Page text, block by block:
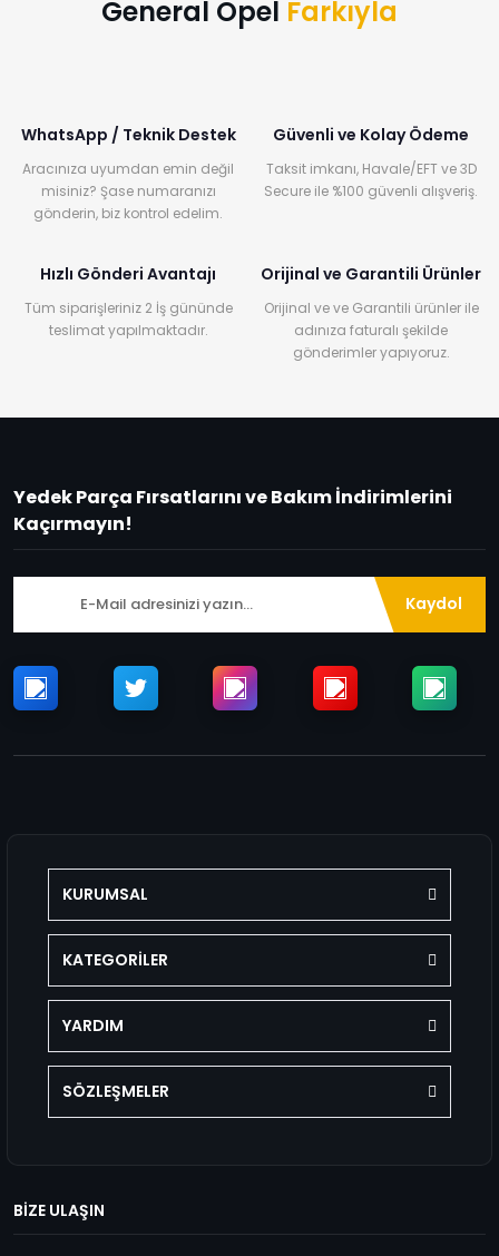
General Opel Farkıyla
WhatsApp / Teknik Destek
Aracınıza uyumdan emin değil
misiniz? Şase numaranızı
gönderin, biz kontrol edelim.
Güvenli ve Kolay Ödeme
Taksit imkanı, Havale/EFT ve 3D
Secure ile %100 güvenli alışveriş.
Hızlı Gönderi Avantajı
Tüm siparişleriniz 2 İş gününde
teslimat yapılmaktadır.
Orijinal ve Garantili Ürünler
Orijinal ve ve Garantili ürünler ile
adınıza faturalı şekilde
gönderimler yapıyoruz.
Yedek Parça Fırsatlarını ve Bakım İndirimlerini
Kaçırmayın!
Kaydol
KURUMSAL
KATEGORİLER
YARDIM
SÖZLEŞMELER
BİZE ULAŞIN